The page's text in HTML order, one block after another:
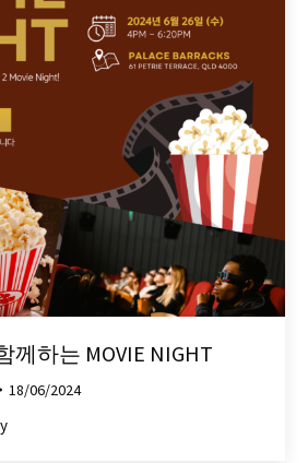
께하는 MOVIE NIGHT
18/06/2024